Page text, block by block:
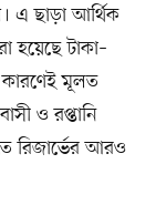
এ ছাড়া আর্থিক
হয়েছে টাকা–
মূলত
ও রপ্তানি
রিজার্ভের আরও